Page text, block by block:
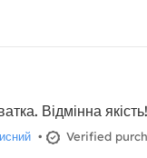
Відмінна якість!
• Verified